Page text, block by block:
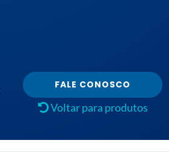
FALE CONOSCO
Voltar para produtos